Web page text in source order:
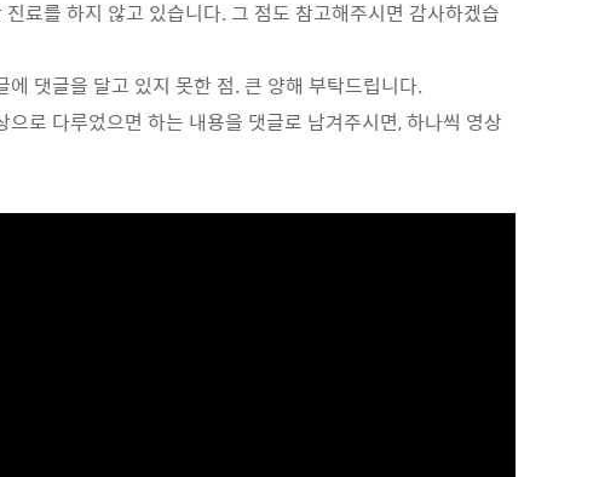
료를 하지 않고 있습니다. 그 점도 참고해주시면 감사하겠습
댓글을 달고 있지 못한 점. 큰 양해 부탁드립니다.
로 다루었으면 하는 내용을 댓글로 남겨주시면, 하나씩 영상